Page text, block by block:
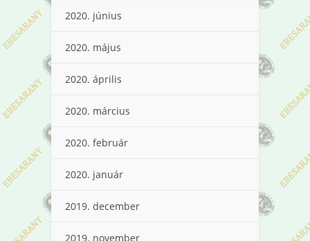
2020. június
2020. május
2020. április
2020. március
2020. február
2020. január
2019. december
2019. november